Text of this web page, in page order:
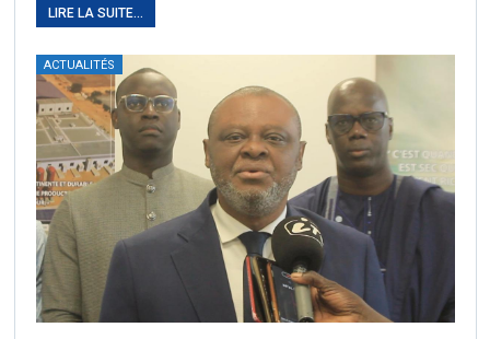
LIRE LA SUITE...
ACTUALITÉS